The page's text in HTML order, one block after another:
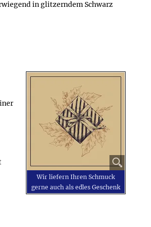
in glitzerndem Schwarz
Wir liefern Ihren Schmuck
gerne auch als edles Geschenk